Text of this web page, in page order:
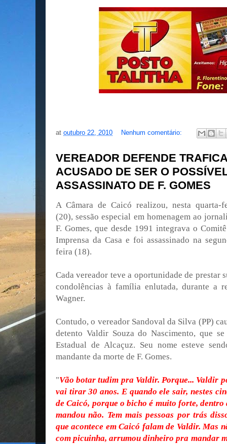
at outubro 22, 2010 Nenhum comentário:
VEREADOR DEFENDE
ACUSADO DE SER O
ASSASSINATO DE F. GOMES
A Câmara de Caicó realizou, nesta quarta-
(20), sessão especial em homenagem ao
F. Gomes, que desde 1991 integrava o
Imprensa da Casa e foi assassinado na
feira (18).
Cada vereador teve a oportunidade de prestar
condolências à família enlutada, durante a
Wagner.
Contudo, o vereador Sandoval da Silva (PP)
detento Valdir Souza do Nascimento, que
Estadual de Alcaçuz. Seu nome esteve
mandante da morte de F. Gomes.
"Vão botar tudim pra Valdir. Porque... Valdir
vai tirar 30 anos. E quando ele sair, nestes
de Caicó, porque o bicho é muito forte,
mandou não. Tem mais pessoas por trás
que acontece em Caicó falam de Valdir. Mas
com picuinha, arrumou dinheiro pra mandar